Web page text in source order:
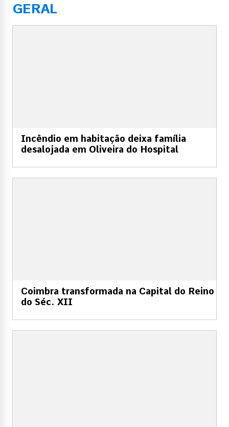
GERAL
Incêndio em habitação deixa família
desalojada em Oliveira do Hospital
Coimbra transformada na Capital do Reino
do Séc. XII